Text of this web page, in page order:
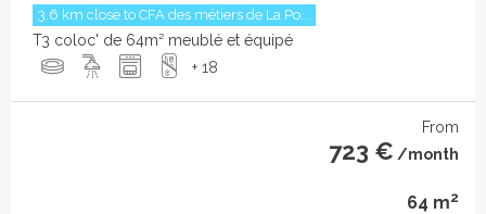
3.6 km close to CFA des métiers de La Po...
T3 coloc' de 64m² meublé et équipé
+ 18
From
723 € /month
64 m2